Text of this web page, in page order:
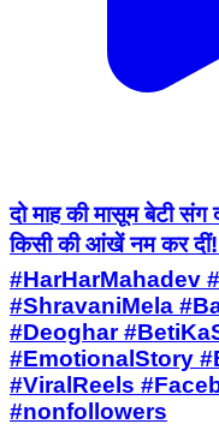
दो माह की मासूम बेटी
किसी की आंखें नम कर
#HarHarMahadev
#ShravaniMela
#Deoghar
#EmotionalStory
#ViralReels
#nonfollowers